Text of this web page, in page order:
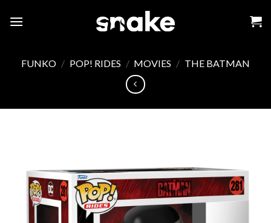
FUNKO / POP! RIDES / MOVIES / THE BATMAN